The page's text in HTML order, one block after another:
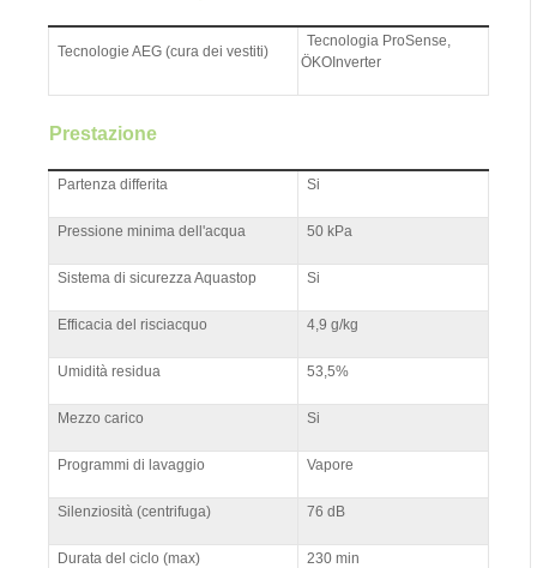
Tecnologie AEG (cura dei vestiti)
Tecnologia ProSense,
ÖKOInverter
Prestazione
Partenza differita Si
Pressione minima dell'acqua 50 kPa
Sistema di sicurezza Aquastop Si
Efficacia del risciacquo 4,9 g/kg
Umidità residua 53,5%
Mezzo carico Si
Programmi di lavaggio Vapore
Silenziosità (centrifuga) 76 dB
Durata del ciclo (max) 230 min